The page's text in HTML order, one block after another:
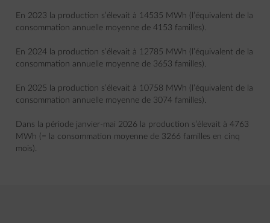
En 2023 la production s’élevait à 14535 MWh (l’équivalent de la
consommation annuelle moyenne de 4153 familles).
En 2024 la production s’élevait à 12785 MWh (l’équivalent de la
consommation annuelle moyenne de 3653 familles).
En 2025 la production s’élevait à 10758 MWh (l’équivalent de la
consommation annuelle moyenne de 3074 familles).
Dans la période janvier-mai 2026 la production s’élevait à 4763
MWh (= la consommation moyenne de 3266 familles en cinq
mois).